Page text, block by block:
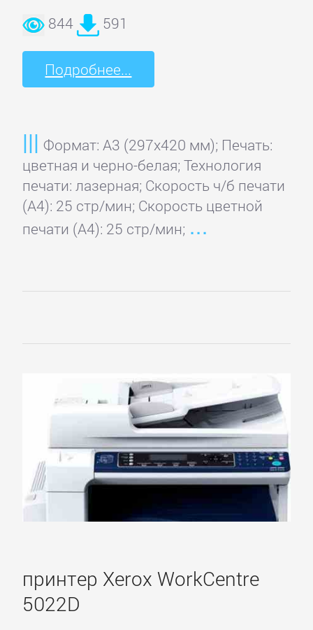
844 591
Подробнее...
Формат: A3 (297x420 мм); Печать:
цветная и черно-белая; Технология
печати: лазерная; Скорость ч/б печати
(А4): 25 стр/мин; Скорость цветной
печати (А4): 25 стр/мин;
принтер Xerox WorkCentre
5022D